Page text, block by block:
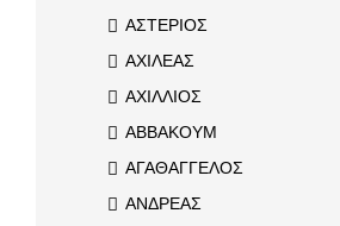
ΑΣΤΕΡΙΟΣ
ΑΧΙΛΕΑΣ
ΑΧΙΛΛΙΟΣ
ΑΒΒΑΚΟΥΜ
ΑΓΑΘΑΓΓΕΛΟΣ
ΑΝΔΡΕΑΣ